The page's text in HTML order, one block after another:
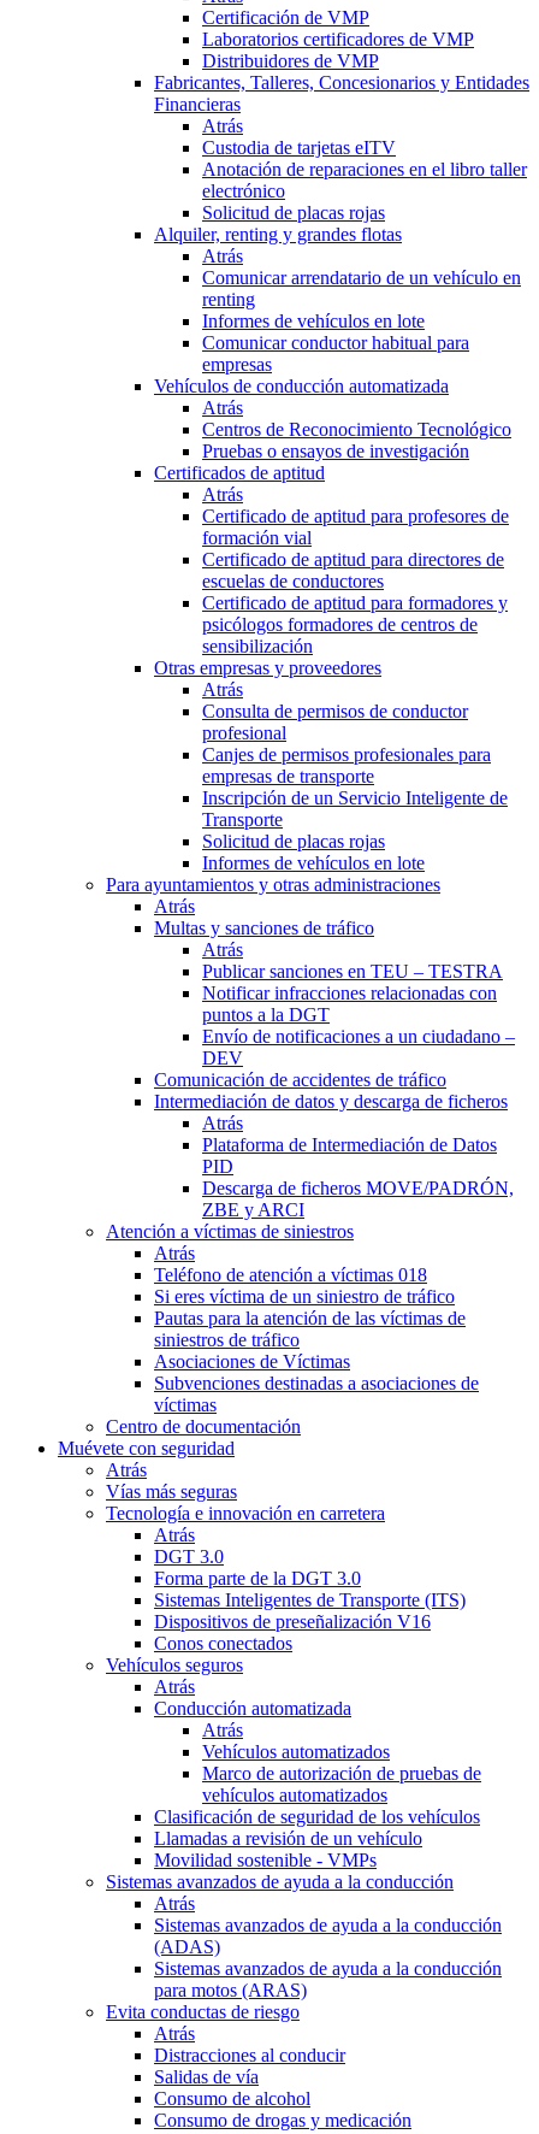
Certificación de VMP
Laboratorios certificadores de VMP
Distribuidores de VMP
Fabricantes, Talleres, Concesionarios y Entidades
Financieras
Atrás
Custodia de tarjetas eITV
Anotación de reparaciones en el libro taller
electrónico
Solicitud de placas rojas
Alquiler, renting y grandes flotas
Atrás
Comunicar arrendatario de un vehículo en
renting
Informes de vehículos en lote
Comunicar conductor habitual para
empresas
Vehículos de conducción automatizada
Atrás
Centros de Reconocimiento Tecnológico
Pruebas o ensayos de investigación
Certificados de aptitud
Atrás
Certificado de aptitud para profesores de
formación vial
Certificado de aptitud para directores de
escuelas de conductores
Certificado de aptitud para formadores y
psicólogos formadores de centros de
sensibilización
Otras empresas y proveedores
Atrás
Consulta de permisos de conductor
profesional
Canjes de permisos profesionales para
empresas de transporte
Inscripción de un Servicio Inteligente de
Transporte
Solicitud de placas rojas
Informes de vehículos en lote
Para ayuntamientos y otras administraciones
Atrás
Multas y sanciones de tráfico
Atrás
Publicar sanciones en TEU – TESTRA
Notificar infracciones relacionadas con
puntos a la DGT
Envío de notificaciones a un ciudadano –
DEV
Comunicación de accidentes de tráfico
Intermediación de datos y descarga de ficheros
Atrás
Plataforma de Intermediación de Datos
PID
Descarga de ficheros MOVE/PADRÓN,
ZBE y ARCI
Atención a víctimas de siniestros
Atrás
Teléfono de atención a víctimas 018
Si eres víctima de un siniestro de tráfico
Pautas para la atención de las víctimas de
siniestros de tráfico
Asociaciones de Víctimas
Subvenciones destinadas a asociaciones de
víctimas
Centro de documentación
Muévete con seguridad
Atrás
Vías más seguras
Tecnología e innovación en carretera
Atrás
DGT 3.0
Forma parte de la DGT 3.0
Sistemas Inteligentes de Transporte (ITS)
Dispositivos de preseñalización V16
Conos conectados
Vehículos seguros
Atrás
Conducción automatizada
Atrás
Vehículos automatizados
Marco de autorización de pruebas de
vehículos automatizados
Clasificación de seguridad de los vehículos
Llamadas a revisión de un vehículo
Movilidad sostenible - VMPs
Sistemas avanzados de ayuda a la conducción
Atrás
Sistemas avanzados de ayuda a la conducción
(ADAS)
Sistemas avanzados de ayuda a la conducción
para motos (ARAS)
Evita conductas de riesgo
Atrás
Distracciones al conducir
Salidas de vía
Consumo de alcohol
Consumo de drogas y medicación